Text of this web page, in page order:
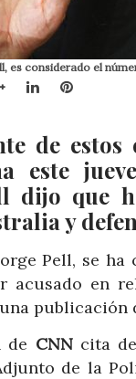
es considerado el
Google+LinkedInPinterest
de
este
dijo que
y
Pell, se
acusado en
publicación
de CNNcita
de la